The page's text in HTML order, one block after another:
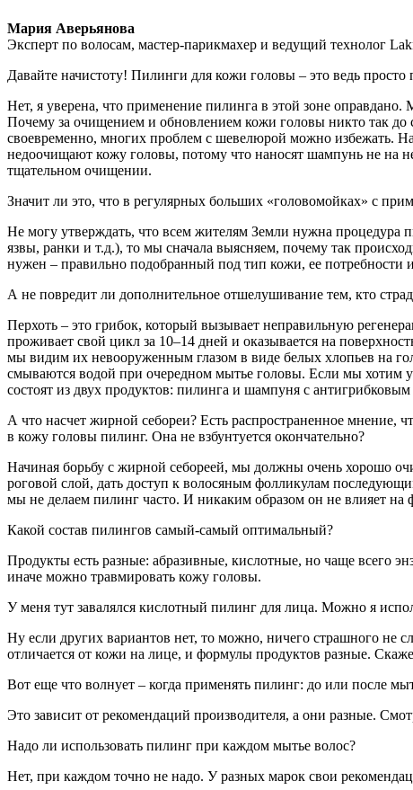
Мария Аверьянова
Эксперт по волосам, мастер-парикмахер и ведущий технолог
Давайте начистоту! Пилинги для кожи головы – это ведь
Нет, я уверена, что применение пилинга в этой зоне
Почему за очищением и обновлением кожи головы никто так
своевременно, многих проблем с шевелюрой можно избежать.
недоочищают кожу головы, потому что наносят шампунь не на
тщательном очищении.
Значит ли это, что в регулярных больших «головомойках» с
Не могу утверждать, что всем жителям Земли нужна процедура
язвы, ранки и т.д.), то мы сначала выясняем, почему так
нужен – правильно подобранный под тип кожи, ее потребности
А не повредит ли дополнительное отшелушивание тем, кто
Перхоть – это грибок, который вызывает неправильную
проживает свой цикл за 10–14 дней и оказывается на
мы видим их невооруженным глазом в виде белых хлопьев на
смываются водой при очередном мытье головы. Если мы хотим
состоят из двух продуктов: пилинга и шампуня с
А что насчет жирной себореи? Есть распространенное мнение,
в кожу головы пилинг. Она не взбунтуется окончательно?
Начиная борьбу с жирной себореей, мы должны очень хорошо
роговой слой, дать доступ к волосяным фолликулам
мы не делаем пилинг часто. И никаким образом он не влияет на
Какой состав пилингов самый-самый оптимальный?
Продукты есть разные: абразивные, кислотные, но чаще всего
иначе можно травмировать кожу головы.
У меня тут завалялся кислотный пилинг для лица. Можно я
Ну если других вариантов нет, то можно, ничего страшного не
отличается от кожи на лице, и формулы продуктов разные.
Вот еще что волнует – когда применять пилинг: до или после
Это зависит от рекомендаций производителя, а они разные.
Надо ли использовать пилинг при каждом мытье волос?
Нет, при каждом точно не надо. У разных марок свои